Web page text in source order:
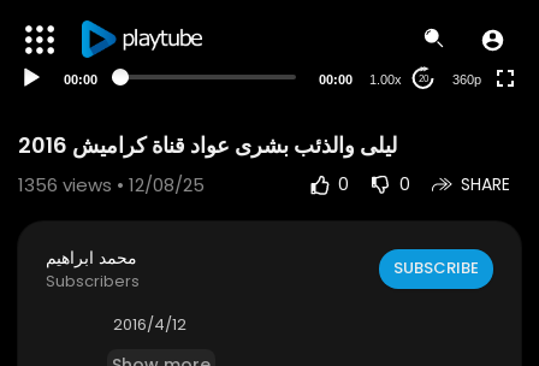
00:00 00:00 1.00x 20 360p
ليلى والذئب بشرى عواد قناة كراميش 2016
1356 views • 12/08/25 0 0 SHARE
محمد ابراهيم
Subscribers
SUBSCRIBE
2016/4/12